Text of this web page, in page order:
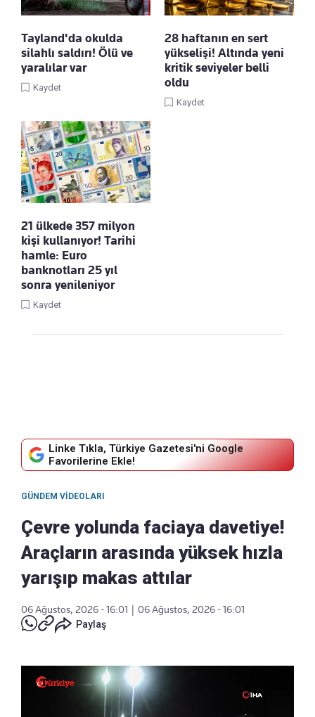
Tayland'da okulda
silahlı saldırı! Ölü ve
yaralılar var
Kaydet
28 haftanın en sert
yükselişi! Altında yeni
kritik seviyeler belli
oldu
Kaydet
21 ülkede 357 milyon
kişi kullanıyor! Tarihi
hamle: Euro
banknotları 25 yıl
sonra yenileniyor
Kaydet
Linke Tıkla, Türkiye Gazetesi'ni Google
Favorilerine Ekle!
GÜNDEM VIDEOLARI
Çevre yolunda faciaya davetiye!
Araçların arasında yüksek hızla
yarışıp makas attılar
06 Ağustos, 2026 - 16:01
06 Ağustos, 2026 - 16:01
Paylaş